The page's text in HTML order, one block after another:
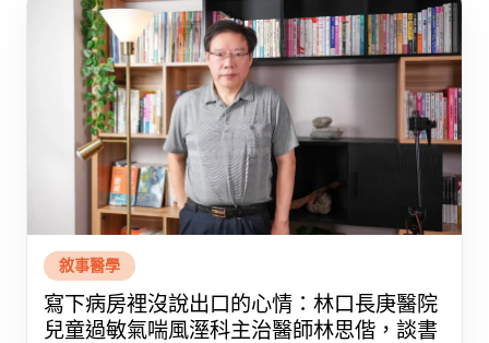
敘事醫學
寫下病房裡沒說出口的心情：林口長庚醫院
兒童過敏氣喘風溼科主治醫師林思偕，談書